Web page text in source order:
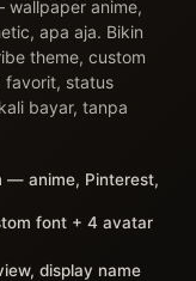
wallpaper anime,
apa aja. Bikin
theme, custom
favorit, status
bayar, tanpa
— anime, Pinterest,
font + 4 avatar
display name